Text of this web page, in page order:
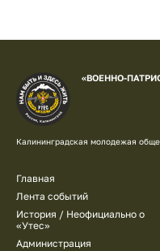
«ВОЕННО-
Калининградская молодежая
Главная
Лента событий
История / Неофициально о
«Утес»
Администрация